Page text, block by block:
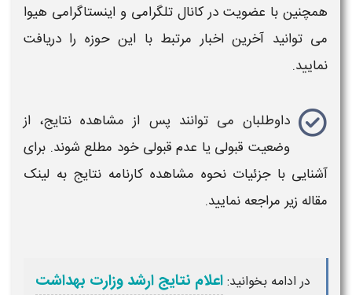
همچنین با عضویت درکانال تلگرامی واینستاگرامی هیوا
می توانید آخرین اخبار مرتبط با این حوزه را دریافت
نمایید.
داوطلبان می توانند پس ازمشاهده نتایج، از
وضعیت قبولی یا عدم قبولی خود مطلع شوند. برای
آشنایی با جزئیات نحوه مشاهده کارنامه نتایج به لینک
مقاله زیر مراجعه نمایید.
در ادامه بخوانید:اعلام نتایج ارشد وزارت بهداشت